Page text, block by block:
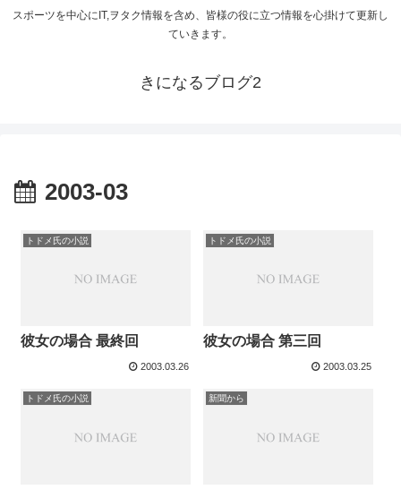
スポーツを中心にIT,ヲタク情報を含め、皆様の役に立つ情報を心掛けて更新し
ていきます。
きになるブログ2
2003-03
トドメ氏の小説
彼女の場合 最終回
2003.03.26
トドメ氏の小説
彼女の場合 第三回
2003.03.25
トドメ氏の小説 新聞から